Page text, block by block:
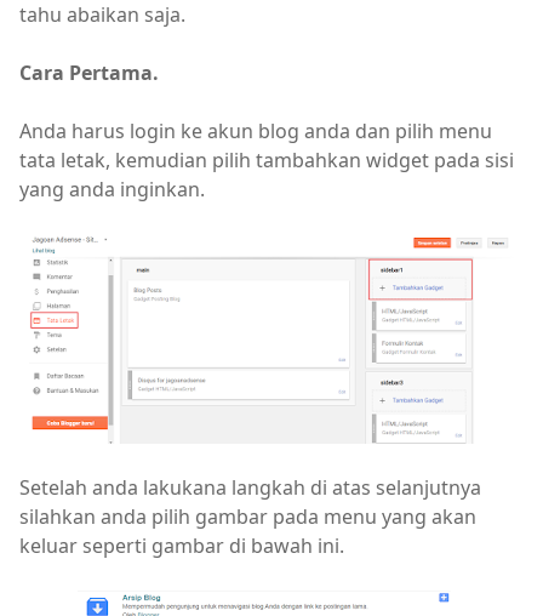
tahu abaikan saja.
Cara Pertama.
Anda harus login ke akun blog anda dan pilih menu
tata letak, kemudian pilih tambahkan widget pada sisi
yang anda inginkan.
Setelah anda lakukana langkah di atas selanjutnya
silahkan anda pilih gambar pada menu yang akan
keluar seperti gambar di bawah ini.